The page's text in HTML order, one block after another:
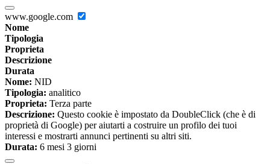
www.google.com
Nome
Tipologia
Proprieta
Descrizione
Durata
Nome: NID
Tipologia: analitico
Proprieta: Terza parte
Descrizione: Questo cookie è impostato da DoubleClick (che è di
proprietà di Google) per aiutarti a costruire un profilo dei tuoi
interessi e mostrarti annunci pertinenti su altri siti.
Durata: 6 mesi 3 giorni